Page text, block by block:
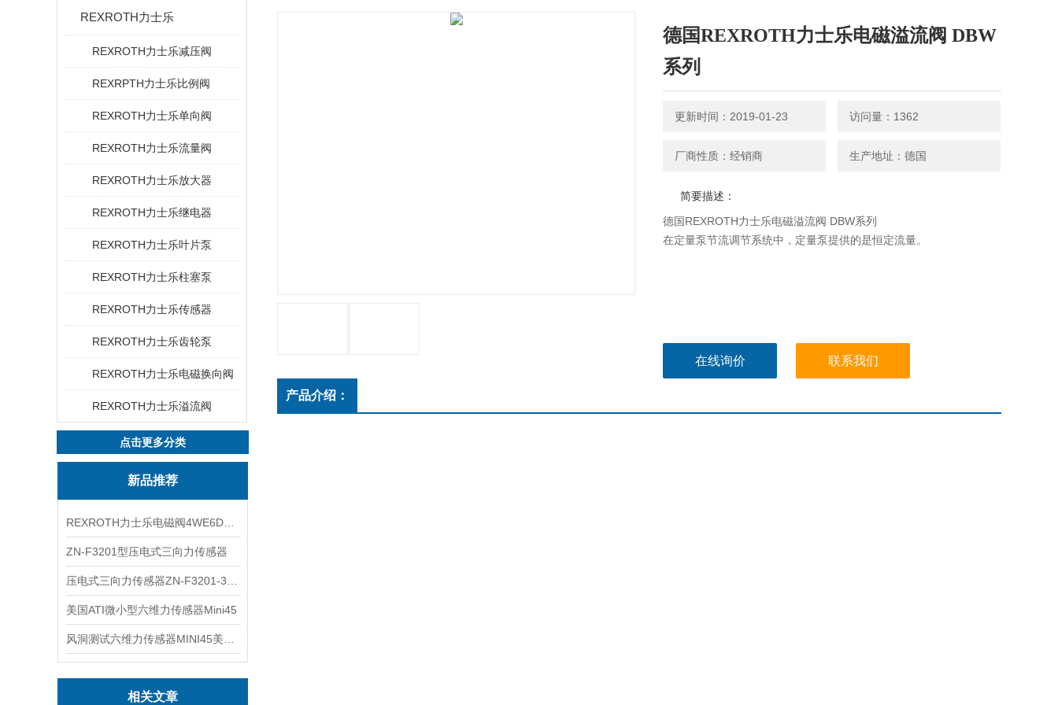
REXROTH力士乐
REXROTH力士乐减压阀
REXRPTH力士乐比例阀
REXROTH力士乐单向阀
REXROTH力士乐流量阀
REXROTH力士乐放大器
REXROTH力士乐继电器
REXROTH力士乐叶片泵
REXROTH力士乐柱塞泵
REXROTH力士乐传感器
REXROTH力士乐齿轮泵
REXROTH力士乐电磁换向阀
REXROTH力士乐溢流阀
点击更多分类
新品推荐
ZN-F3201型压电式三向力传感器
美国ATI微小型六维力传感器Mini45
相关文章
德国REXROTH力士乐电磁溢流阀 DBW
系列
更新时间：2019-01-23 访问量：1362
厂商性质：经销商 生产地址：德国
简要描述：
德国REXROTH力士乐电磁溢流阀 DBW系列
在定量泵节流调节系统中，定量泵提供的是恒定流量。
在线询价 联系我们
产品介绍：